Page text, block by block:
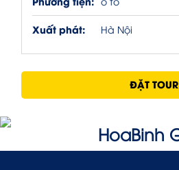
Xuất phát: Hà Nội
ĐẶT TOUR